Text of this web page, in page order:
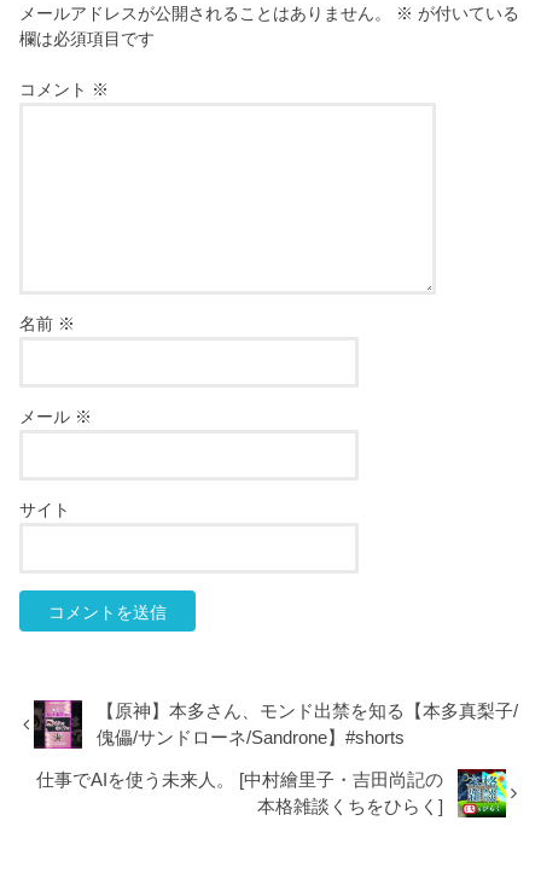
メールアドレスが公開されることはありません。 ※ が付いている
欄は必須項目です
コメント ※
名前 ※
メール ※
サイト
【原神】本多さん、モンド出禁を知る【本多真梨子/
傀儡/サンドローネ/Sandrone】#shorts
仕事でAIを使う未来人。 [中村繪里子・吉田尚記の
本格雑談くちをひらく]